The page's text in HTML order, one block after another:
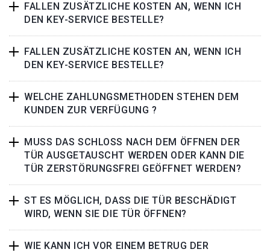
FALLEN ZUSÄTZLICHE KOSTEN AN, WENN ICH
DEN KEY-SERVICE BESTELLE?
FALLEN ZUSÄTZLICHE KOSTEN AN, WENN ICH
DEN KEY-SERVICE BESTELLE?
WELCHE ZAHLUNGSMETHODEN STEHEN DEM
KUNDEN ZUR VERFÜGUNG ?
MUSS DAS SCHLOSS NACH DEM ÖFFNEN DER
TÜR AUSGETAUSCHT WERDEN ODER KANN DIE
TÜR ZERSTÖRUNGSFREI GEÖFFNET WERDEN?
ST ES MÖGLICH, DASS DIE TÜR BESCHÄDIGT
WIRD, WENN SIE DIE TÜR ÖFFNEN?
WIE KANN ICH VOR EINEM BETRUG DER